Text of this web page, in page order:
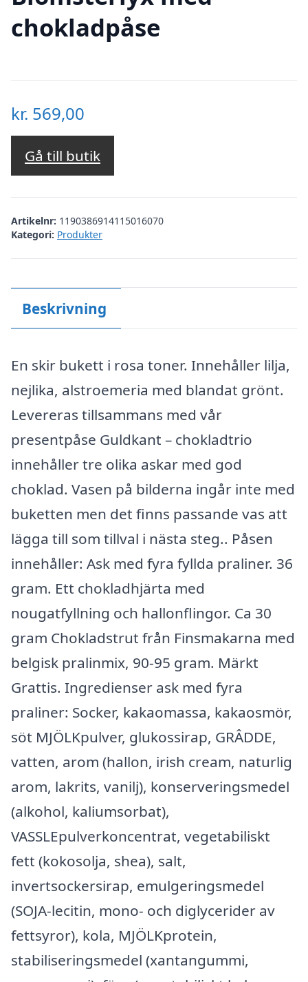
chokladpåse
kr. 569,00
Gå till butik
Artikelnr: 1190386914115016070
Kategori: Produkter
Beskrivning
En skir bukett i rosa toner. Innehåller lilja,
nejlika, alstroemeria med blandat grönt.
Levereras tillsammans med vår
presentpåse Guldkant – chokladtrio
innehåller tre olika askar med god
choklad. Vasen på bilderna ingår inte med
buketten men det finns passande vas att
lägga till som tillval i nästa steg.. Påsen
innehåller: Ask med fyra fyllda praliner. 36
gram. Ett chokladhjärta med
nougatfyllning och hallonflingor. Ca 30
gram Chokladstrut från Finsmakarna med
belgisk pralinmix, 90-95 gram. Märkt
Grattis. Ingredienser ask med fyra
praliner: Socker, kakaomassa, kakaosmör,
söt MJÖLKpulver, glukossirap, GRÂDDE,
vatten, arom (hallon, irish cream, naturlig
arom, lakrits, vanilj), konserveringsmedel
(alkohol, kaliumsorbat),
VASSLEpulverkoncentrat, vegetabiliskt
fett (kokosolja, shea), salt,
invertsockersirap, emulgeringsmedel
(SOJA-lecitin, mono- och diglycerider av
fettsyror), kola, MJÖLKprotein,
stabiliseringsmedel (xantangummi,